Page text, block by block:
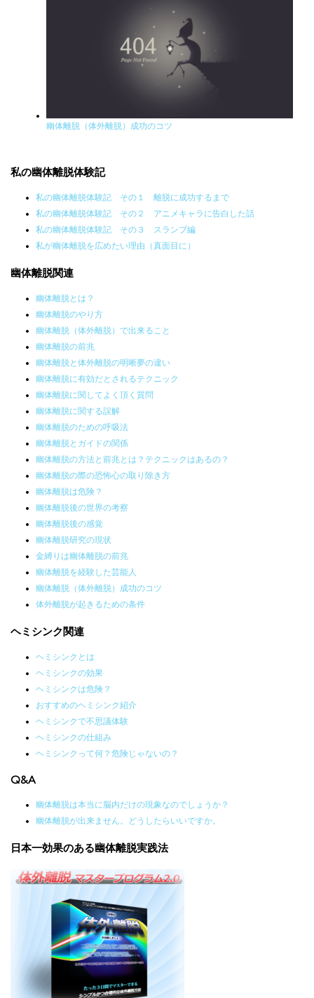
幽体離脱（体外離脱）成功のコツ
私の幽体離脱体験記
私の幽体離脱体験記 その１ 離脱に成功するまで
私の幽体離脱体験記 その２ アニメキャラに告白した話
私の幽体離脱体験記 その３ スランプ編
私が幽体離脱を広めたい理由（真面目に）
幽体離脱関連
幽体離脱とは？
幽体離脱のやり方
幽体離脱（体外離脱）で出来ること
幽体離脱の前兆
幽体離脱と体外離脱の明晰夢の違い
幽体離脱に有効だとされるテクニック
幽体離脱に関してよく頂く質問
幽体離脱に関する誤解
幽体離脱のための呼吸法
幽体離脱とガイドの関係
幽体離脱の方法と前兆とは？テクニックはあるの？
幽体離脱の際の恐怖心の取り除き方
幽体離脱は危険？
幽体離脱後の世界の考察
幽体離脱後の感覚
幽体離脱研究の現状
金縛りは幽体離脱の前兆
幽体離脱を経験した芸能人
幽体離脱（体外離脱）成功のコツ
体外離脱が起きるための条件
ヘミシンク関連
ヘミシンクとは
ヘミシンクの効果
ヘミシンクは危険？
おすすめのヘミシンク紹介
ヘミシンクで不思議体験
ヘミシンクの仕組み
ヘミシンクって何？危険じゃないの？
Q&A
幽体離脱は本当に脳内だけの現象なのでしょうか？
幽体離脱が出来ません。どうしたらいいですか。
日本一効果のある幽体離脱実践法